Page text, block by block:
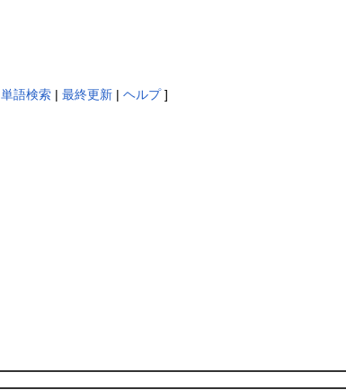
単語検索| 最終更新| ヘルプ]